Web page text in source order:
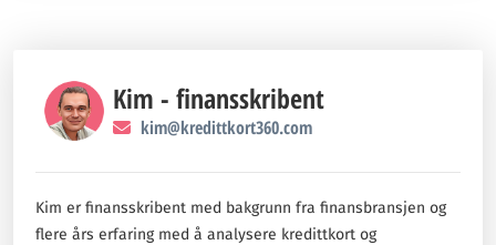
Kim - finansskribent
kim@kredittkort360.com
Kim er finansskribent med bakgrunn fra finansbransjen og
flere års erfaring med å analysere kredittkort og